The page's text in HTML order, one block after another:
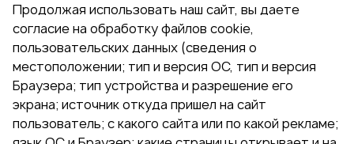
Продолжая использовать наш сайт, вы даете
согласие на обработку файлов cookie,
пользовательских данных (сведения о
местоположении; тип и версия ОС, тип и версия
Браузера; тип устройства и разрешение его
экрана; источник откуда пришел на сайт
пользователь; с какого сайта или по какой рекламе;